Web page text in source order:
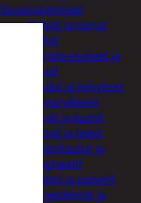
Sisustusesineet
Kalvot ja tarrat
Kellot
Koriste-esineet ja
kasvit
Taulut ja kehykset
Toimistotarvikkeet
Kynät ja kumit
Liimat ja teipit
Muistitaulut ja
magneetit
Vihkot ja paperit
Turvajärjestelmät ja